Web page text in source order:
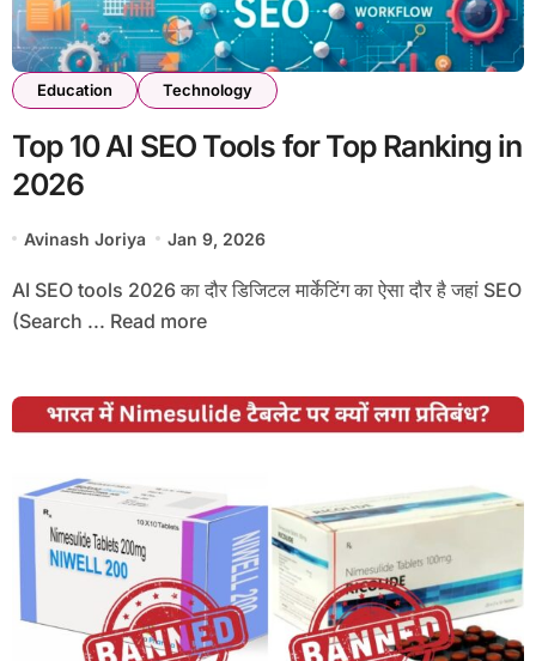
Education Technology
Top 10 AI SEO Tools for Top Ranking in
2026
Avinash Joriya Jan 9, 2026
AI SEO tools 2026 का दौर डिजिटल मार्केटिंग का ऐसा दौर है जहां SEO
(Search ... Read more